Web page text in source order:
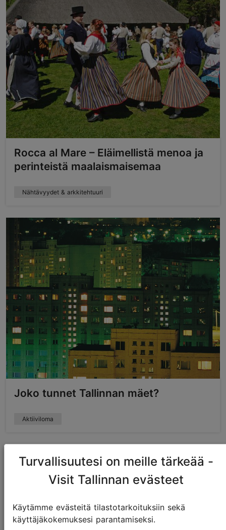
Rocca al Mare – Eläimellistä menoa ja
perinteistä maalaismaisemaa
Nähtävyydet & arkkitehtuuri
Joko tunnet Tallinnan mäet?
Aktiiviloma
Turvallisuutesi on meille tärkeää -
Visit Tallinnan evästeet
Käytämme evästeitä tilastotarkoituksiin sekä
käyttäjäkokemuksesi parantamiseksi.